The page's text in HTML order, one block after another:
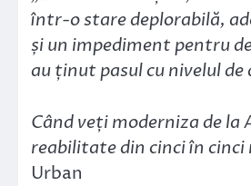
într-o stare deplorabilă,
și un impediment pentru
au ținut pasul cu nivelul
Când veți moderniza de
reabilitate din cinci în cinci
Urban